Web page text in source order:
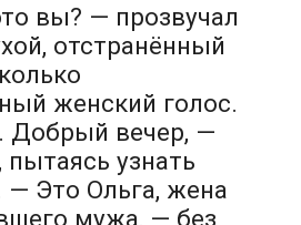
вы? — прозвучал
отстранённый
женский голос.
Добрый вечер, —
пытаясь узнать
— Это Ольга, жена
мужа, — без